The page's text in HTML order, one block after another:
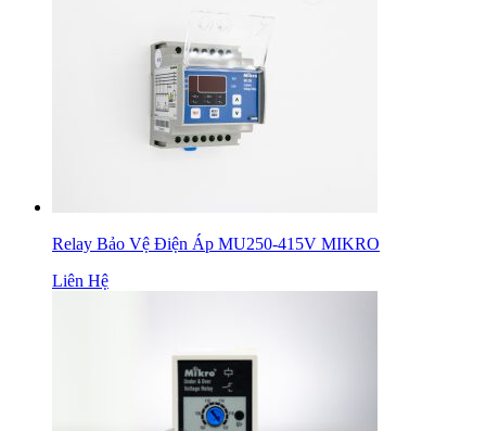
Relay Bảo Vệ Điện Áp MU250-415V MIKRO
Liên Hệ